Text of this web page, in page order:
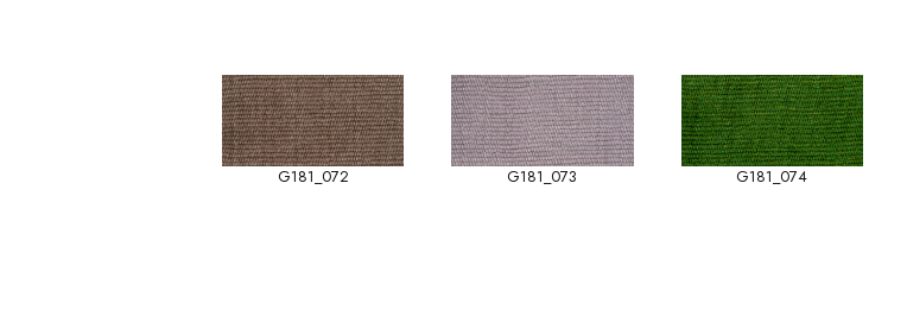
G181_072 G181_073 G181_074